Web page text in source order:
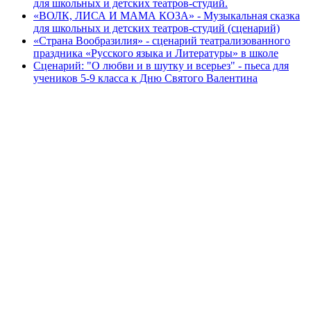
для школьных и детских театров-студий.
«ВОЛК, ЛИСА И МАМА КОЗА» - Музыкальная сказка
для школьных и детских театров-студий (сценарий)
«Страна Вообразилия» - сценарий театрализованного
праздника «Русского языка и Литературы» в школе
Сценарий: "О любви и в шутку и всерьез" - пьеса для
учеников 5-9 класса к Дню Святого Валентина